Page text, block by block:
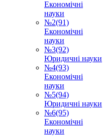
Економічні
науки
№2(91)
Економічні
науки
№3(92)
Юридичні науки
№4(93)
Економічні
науки
№5(94)
Юридичні науки
№6(95)
Економічні
науки